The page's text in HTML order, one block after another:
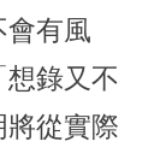
會有風
想錄又不
從實際